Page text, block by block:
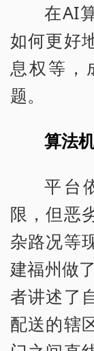
在AI
如何更好
息权等，
题。
算法
平台
限，但恶
杂路况等
建福州做
者讲述了
配送的辖